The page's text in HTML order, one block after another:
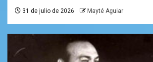
31 de julio de 2026 Mayté Aguiar